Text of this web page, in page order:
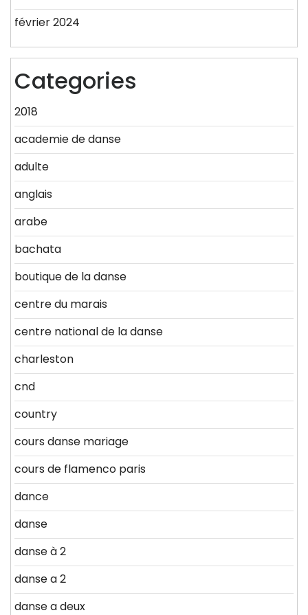
février 2024
Categories
2018
academie de danse
adulte
anglais
arabe
bachata
boutique de la danse
centre du marais
centre national de la danse
charleston
cnd
country
cours danse mariage
cours de flamenco paris
dance
danse
danse à 2
danse a 2
danse a deux